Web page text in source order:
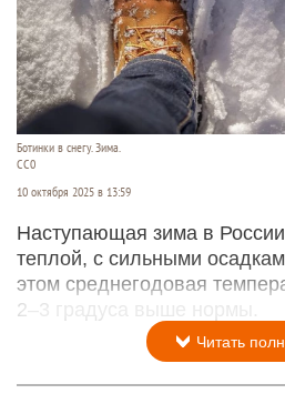
Ботинки в снегу. Зима.
СС0
10 октября 2025 в 13:59
Наступающая зима в
теплой, с сильными
этом среднегодовая
2–3 градуса выше нормы.
Читать